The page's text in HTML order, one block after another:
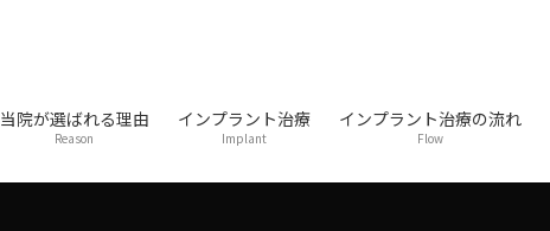
当院が選ばれる理由
Reason
インプラント治療
Implant
インプラント治療の流れ
Flow